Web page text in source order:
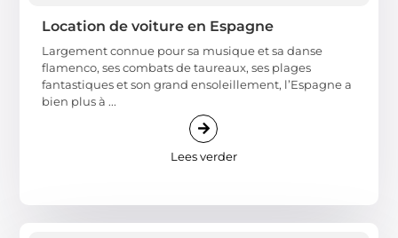
Location de voiture en Espagne
Largement connue pour sa musique et sa danse
flamenco, ses combats de taureaux, ses plages
fantastiques et son grand ensoleillement, l’Espagne a
bien plus à ...
Lees verder